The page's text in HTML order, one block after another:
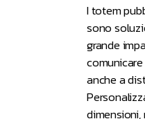
I totem
sono
grande
anche a